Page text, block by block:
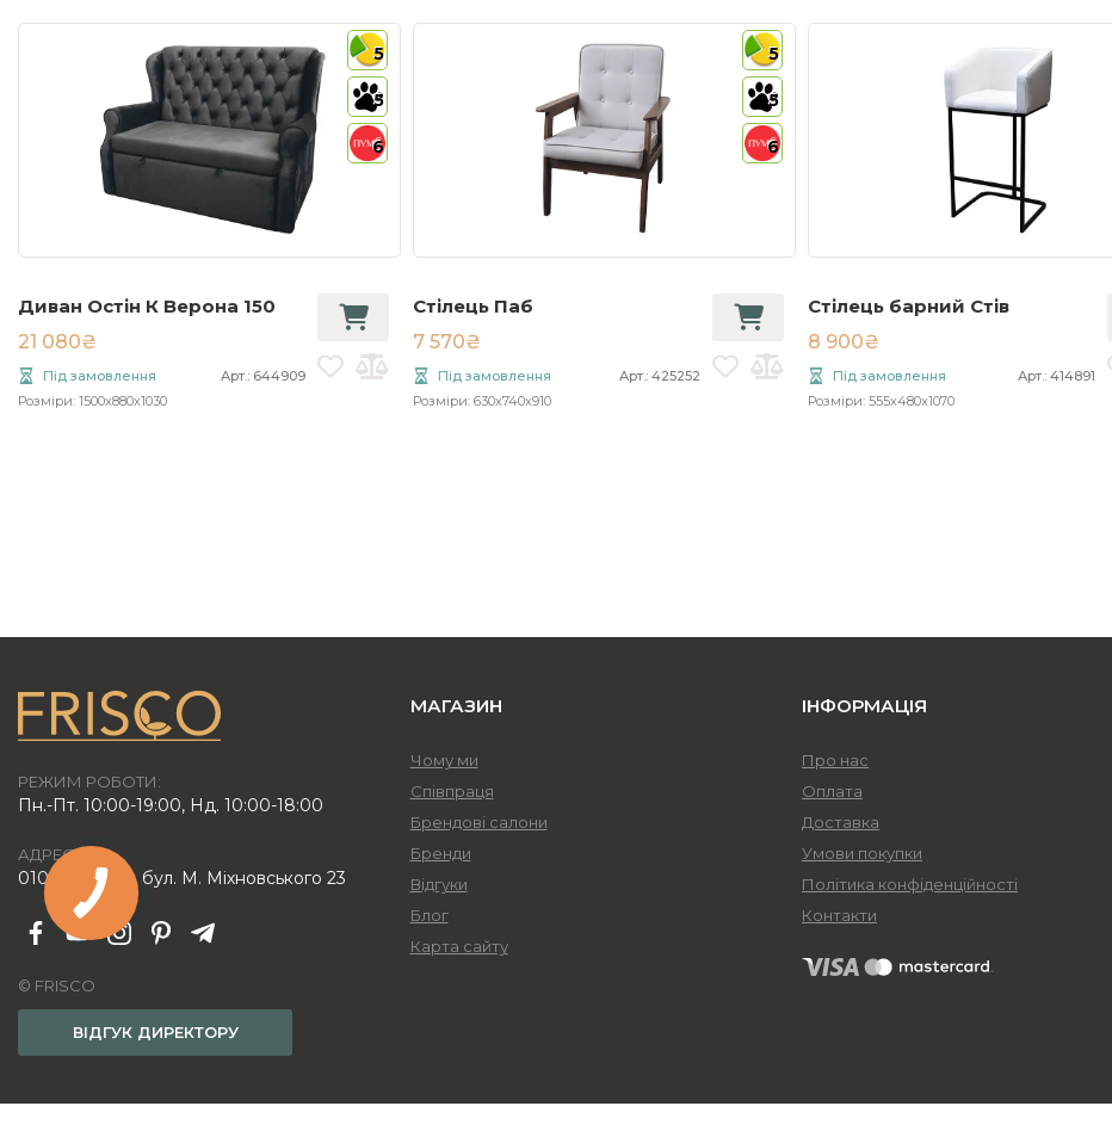
5
5
6
Диван Остін К Верона 150
21 080₴
Арт.: 644909
Під замовлення
Розміри: 1500x880x1030
5
5
6
Стілець Паб
7 570₴
Арт.: 425252
Під замовлення
Розміри: 630x740x910
Стілець барний Стів
8 900₴
Арт.: 414891
Під замовлення
Розміри: 555x480x1070
РЕЖИМ РОБОТИ:
Пн.-Пт. 10:00-19:00, Нд. 10:00-18:00
АДРЕСА:
01042, м. Київ, бул. М. Міхновського 23
© FRISCO
ВІДГУК ДИРЕКТОРУ
МАГАЗИН
Чому ми
Співпраця
Брендові салони
Бренди
Відгуки
Блог
Карта сайту
ІНФОРМАЦІЯ
Про нас
Оплата
Доставка
Умови покупки
Політика конфіденційності
Контакти